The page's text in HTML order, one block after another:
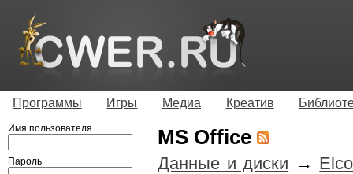
Программы Игры Медиа Креатив
MS Office
Данные и диски →
Имя пользователя
Пароль